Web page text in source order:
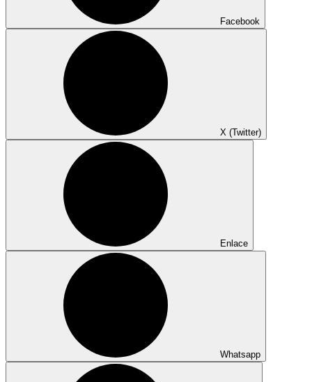
Facebook
X (Twitter)
Enlace
Whatsapp